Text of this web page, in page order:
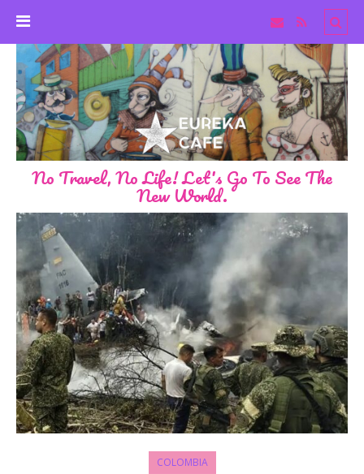
No Travel, No Life! Let's Go To See The
New World.
COLOMBIA